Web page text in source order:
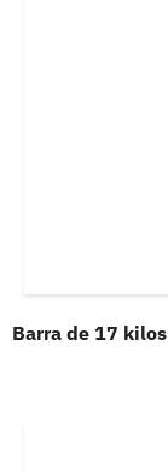
Barra de 17 kilos